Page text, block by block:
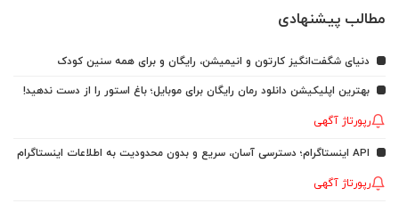
مطالب پیشنهادی
دنیای شگفت‌انگیز کارتون و انیمیشن، رایگان و برای همه سنین کودک
بهترین اپلیکیشن دانلود رمان رایگان برای موبایل؛ باغ استور را از دست ندهید!
رپورتاژ آگهی
API اینستاگرام؛ دسترسی آسان، سریع و بدون محدودیت به اطلاعات اینستاگرام
رپورتاژ آگهی